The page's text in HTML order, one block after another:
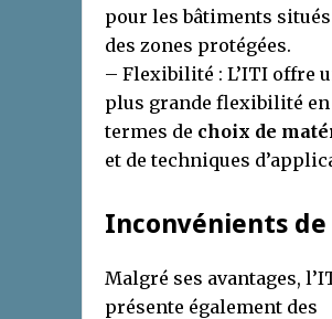
pour les bâtiments
des zones protégées.
– Flexibilité : L’ITI offre
plus grande flexibilité en
termes de choix de
et de techniques
Inconvénients de
Malgré ses avantages,
présente également des